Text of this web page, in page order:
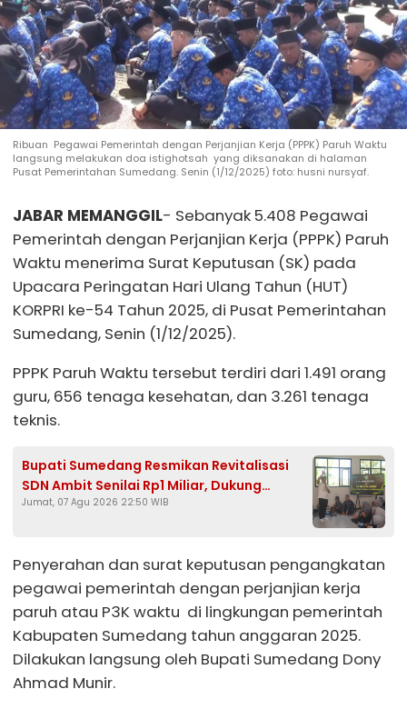
Ribuan Pegawai Pemerintah dengan Perjanjian Kerja (PPPK) Paruh Waktu
langsung melakukan doa istighotsah yang diksanakan di halaman
Pusat Pemerintahan Sumedang. Senin (1/12/2025) foto: husni nursyaf.
JABAR MEMANGGIL- Sebanyak 5.408 Pegawai
Pemerintah dengan Perjanjian Kerja (PPPK) Paruh
Waktu menerima Surat Keputusan (SK) pada
Upacara Peringatan Hari Ulang Tahun (HUT)
KORPRI ke-54 Tahun 2025, di Pusat Pemerintahan
Sumedang, Senin (1/12/2025).
PPPK Paruh Waktu tersebut terdiri dari 1.491 orang
guru, 656 tenaga kesehatan, dan 3.261 tenaga
teknis.
Bupati Sumedang Resmikan Revitalisasi
SDN Ambit Senilai Rp1 Miliar, Dukung
Program Presiden Prabowo
Jumat, 07 Agu 2026 22:50 WIB
Penyerahan dan surat keputusan pengangkatan
pegawai pemerintah dengan perjanjian kerja
paruh atau P3K waktu di lingkungan pemerintah
Kabupaten Sumedang tahun anggaran 2025.
Dilakukan langsung oleh Bupati Sumedang Dony
Ahmad Munir.